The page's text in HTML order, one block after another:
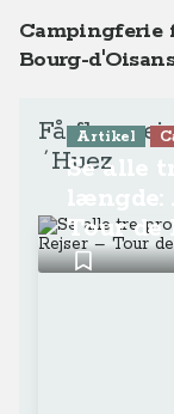
Campingferie
Bourg-d'Oisans
Få flere
´Huez
Artikel
Se alle
Tour de